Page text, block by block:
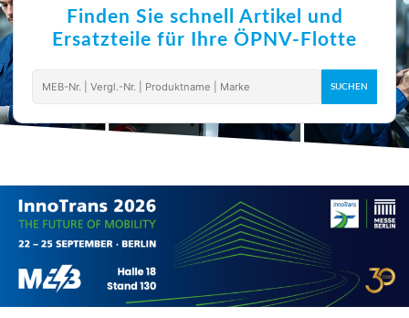
Finden Sie schnell Artikel und
Ersatzteile für Ihre ÖPNV-Flotte
SUCHEN